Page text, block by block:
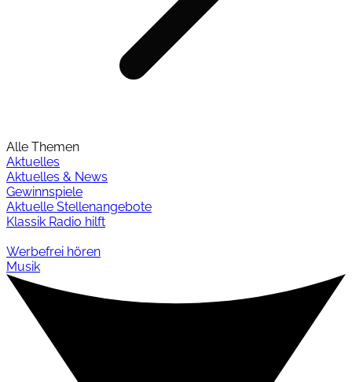
Alle Themen
Aktuelles
Aktuelles & News
Gewinnspiele
Aktuelle Stellenangebote
Klassik Radio hilft
Werbefrei hören
Musik